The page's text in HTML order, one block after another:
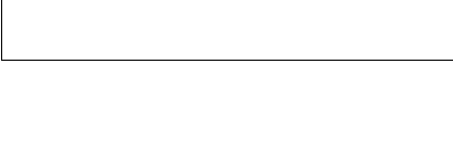
Ⓒ 2026 Plume Design, Inc. Todos los derechos